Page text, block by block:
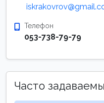
Телефон
053-738-79-79
Часто